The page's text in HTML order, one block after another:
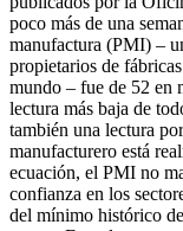
poco más de una
manufactura (PMI) –
propietarios de
mundo – fue de 52 en
lectura más baja de
también una lectura
manufacturero está
ecuación, el PMI no
confianza en los
del mínimo histórico